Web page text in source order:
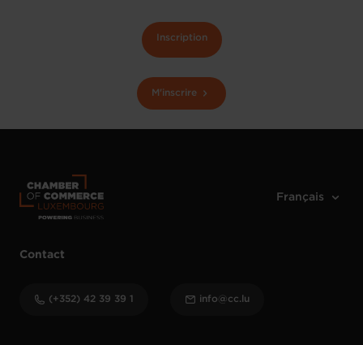
Inscription
M'inscrire
Contact
(+352) 42 39 39 1 info@cc.lu